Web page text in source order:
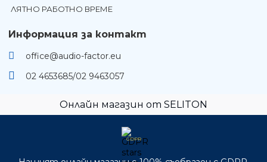
ЛЯТНО РАБОТНО ВРЕМЕ
Информация за контакт
office@audio-factor.eu
02 4653685/02 9463057
Онлайн магазин от SELITON
GDPR